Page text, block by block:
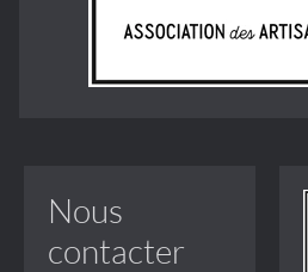
Nous
contacter